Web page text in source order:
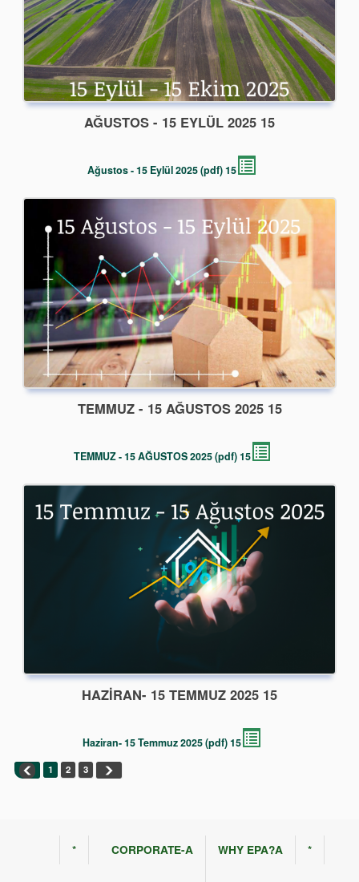
15 AĞUSTOS - 15 EYLÜL 2025
15 Ağustos - 15 Eylül 2025 (pdf)
15 TEMMUZ - 15 AĞUSTOS 2025
15 TEMMUZ - 15 AĞUSTOS 2025 (pdf)
15 HAZIRAN- 15 TEMMUZ 2025
15 Haziran- 15 Temmuz 2025 (pdf)
1 2 3
* CORPORATE-A WHY EPA?A *